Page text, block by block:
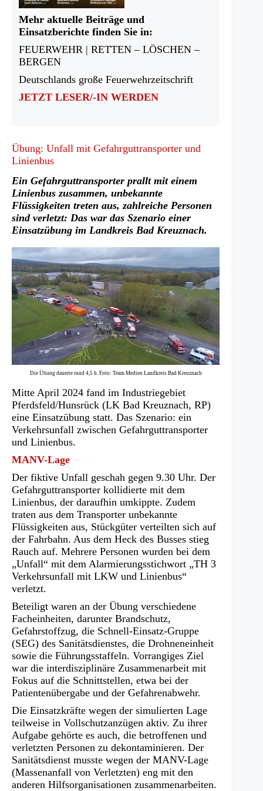
Mehr aktuelle Beiträge und
Einsatzberichte finden Sie in:
FEUERWEHR | RETTEN – LÖSCHEN –
BERGEN
Deutschlands große Feuerwehrzeitschrift
JETZT LESER/-IN WERDEN
Übung: Unfall mit Gefahrguttransporter und
Linienbus
Ein Gefahrguttransporter prallt mit einem
Linienbus zusammen, unbekannte
Flüssigkeiten treten aus, zahlreiche Personen
sind verletzt: Das war das Szenario einer
Einsatzübung im Landkreis Bad Kreuznach.
Die Übung dauerte rund 4,5 h. Foto: Team Medien Landkreis Bad Kreuznach
Mitte April 2024 fand im Industriegebiet
Pferdsfeld/Hunsrück (LK Bad Kreuznach, RP)
eine Einsatzübung statt. Das Szenario: ein
Verkehrsunfall zwischen Gefahrguttransporter
und Linienbus.
MANV-Lage
Der fiktive Unfall geschah gegen 9.30 Uhr. Der
Gefahrguttransporter kollidierte mit dem
Linienbus, der daraufhin umkippte. Zudem
traten aus dem Transporter unbekannte
Flüssigkeiten aus, Stückgüter verteilten sich auf
der Fahrbahn. Aus dem Heck des Busses stieg
Rauch auf. Mehrere Personen wurden bei dem
„Unfall“ mit dem Alarmierungsstichwort „TH 3
Verkehrsunfall mit LKW und Linienbus“
verletzt.
Beteiligt waren an der Übung verschiedene
Facheinheiten, darunter Brandschutz,
Gefahrstoffzug, die Schnell-Einsatz-Gruppe
(SEG) des Sanitätsdienstes, die Drohneneinheit
sowie die Führungsstaffeln. Vorrangiges Ziel
war die interdisziplinäre Zusammenarbeit mit
Fokus auf die Schnittstellen, etwa bei der
Patientenübergabe und der Gefahrenabwehr.
Die Einsatzkräfte wegen der simulierten Lage
teilweise in Vollschutzanzügen aktiv. Zu ihrer
Aufgabe gehörte es auch, die betroffenen und
verletzten Personen zu dekontaminieren. Der
Sanitätsdienst musste wegen der MANV-Lage
(Massenanfall von Verletzten) eng mit den
anderen Hilfsorganisationen zusammenarbeiten.